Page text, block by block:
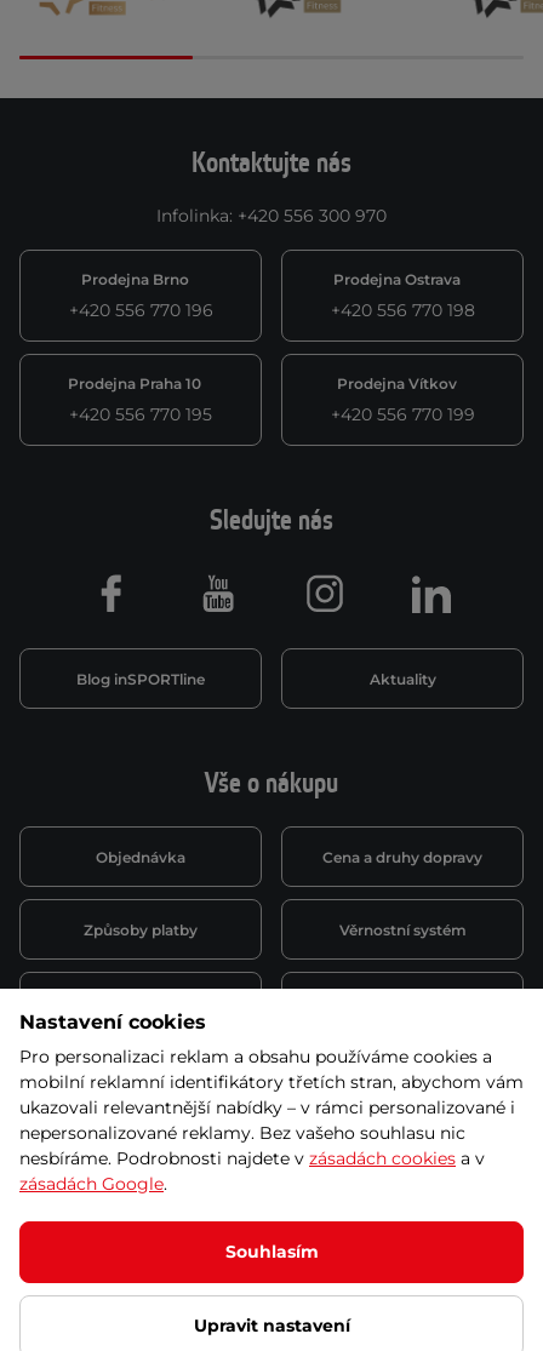
Kontaktujte nás
Infolinka: +420 556 300 970
Prodejna Brno
+420 556 770 196
Prodejna Ostrava
+420 556 770 198
Prodejna Praha 10
+420 556 770 195
Prodejna Vítkov
+420 556 770 199
Vše o nákupu
Objednávka Cena a druhy dopravy
Způsoby platby Věrnostní systém
Půjčovna
obchodní podmínky
Kariéra
Sledujte nás
Blog inSPORTline Aktuality
Facebook Youtube Instagram LinkedIn
© 2026 SEVEN SPORT s.r.o Všechna práva vyhrazena
Podle zákona o evidenci tržeb je prodávající povinen vystavit
kupujícímu účtenku.
Zároveň je povinen zaevidovat přijatou tržbu u správce daně online; v
případě technického výpadku pak nejpozději do 48 hodin.
Ochrana osobních údajů Nastavení cookies Vnitřní oznamovací
Nastavení cookies
Pro personalizaci reklam a obsahu používáme cookies a
mobilní reklamní identifikátory třetích stran, abychom vám
ukazovali relevantnější nabídky – v rámci personalizované i
nepersonalizované reklamy. Bez vašeho souhlasu nic
nesbíráme. Podrobnosti najdete v zásadách cookies a v
zásadách Google.
Souhlasím
Upravit nastavení